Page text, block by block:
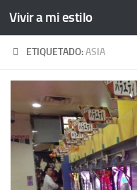
Vivir a mi estilo
ETIQUETADO:ASIA